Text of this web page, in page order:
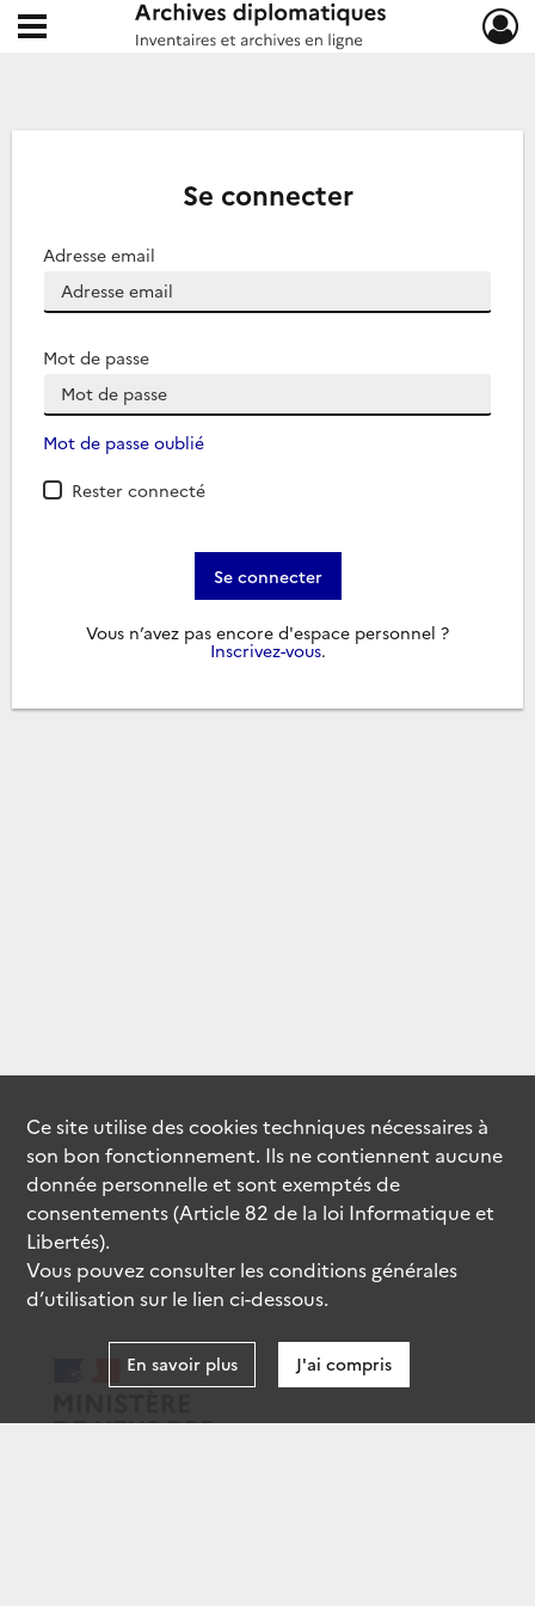
Archives diplomatiques
Ouvrir le menu déroulant
Se connecter
Adresse email
Mot de passe
Mot de passe oublié
Rester connecté
Se connecter
Vous n’avez pas encore d'espace personnel ?
Inscrivez-vous.
Ce site utilise descookiestechniques nécessaires à
son bon fonctionnement. Ils ne contiennent aucune
donnée personnelle et sont exemptés de
consentements (Article 82 de la loi Informatique et
Libertés).
Vous pouvez consulter les conditions générales
d’utilisation sur le lien ci-dessous.
En savoir plus J'ai compris